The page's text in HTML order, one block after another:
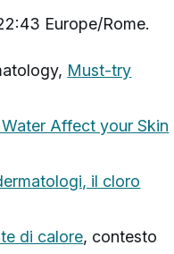
Europe/Rome.
Must-try
Affect your Skin
il cloro
di calore, contesto